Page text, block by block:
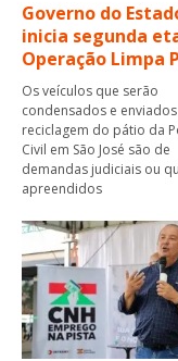
Governo do
inicia segunda
Operação Limpa
Os veículos que serão
condensados e
reciclagem do pátio da
Civil em São José são de
demandas judiciais ou
apreendidos